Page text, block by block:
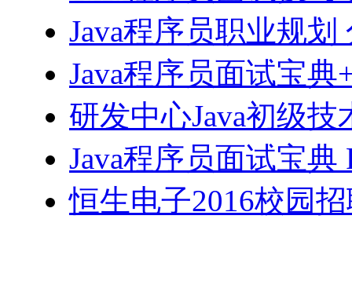
Java程序员职业规划
Java程序员面试宝
研发中心Java初级
Java程序员面试宝典
恒生电子2016校园